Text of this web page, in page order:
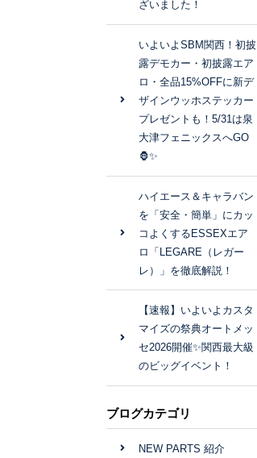
ざいました！
いよいよSBM関西！初披
露デモカー・初披露エア
ロ・全品15%OFFに新デ
ザインウッホステッカー
プレゼントも！5/31は泉
大津フェニックスへGO
🦍✨
ハイエース＆キャラバン
を「安全・簡単」にカッ
コよくするESSEXエア
ロ「LEGARE（レガー
レ）」を徹底解説！
【速報】いよいよカスタ
マイズの祭典オートメッ
セ2026開催✨関西最大級
のビッグイベント！
ブログカテゴリ
NEW PARTS 紹介